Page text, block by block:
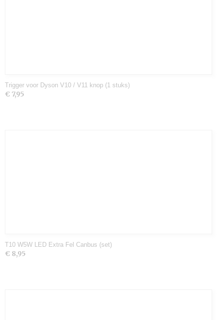
Trigger voor Dyson V10 / V11 knop (1 stuks)
€ 7,95
T10 W5W LED Extra Fel Canbus (set)
€ 8,95